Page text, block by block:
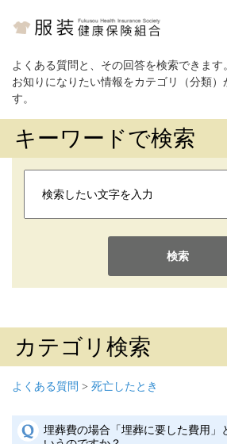
よくある質問と、その回答を検索できます。
お知りになりたい情報をカテゴリ（分類）
す。
キーワードで検索
検索
カテゴリ検索
よくある質問 > 死亡したとき
埋葬費の場合「埋葬に要した費用」